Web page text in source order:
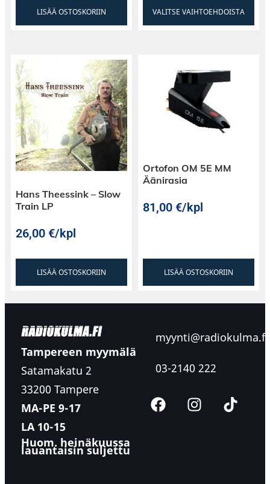
LISÄÄ OSTOSKORIIN VALITSE VAIHTOEHDOISTA
Hans Theessink – Slow
Train LP
26,00€/kpl
LISÄÄ OSTOSKORIIN
Ortofon OM 5E MM
Äänirasia
81,00€/kpl
LISÄÄ OSTOSKORIIN
Tampereen myymälä
Satamakatu 2
33200 Tampere
MA-PE 9-17
LA 10-15
Huom. heinäkuussa
lauantaisin suljettu
myynti@radiokulma.fi
03-2140 222